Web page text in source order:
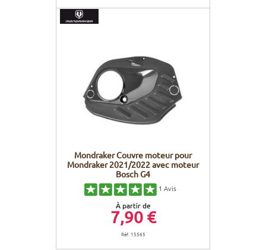
Mondraker Couvre moteur pour
Mondraker 2021/2022 avec moteur
Bosch G4
1 Avis
À partir de
7,90 €
Réf. 15565